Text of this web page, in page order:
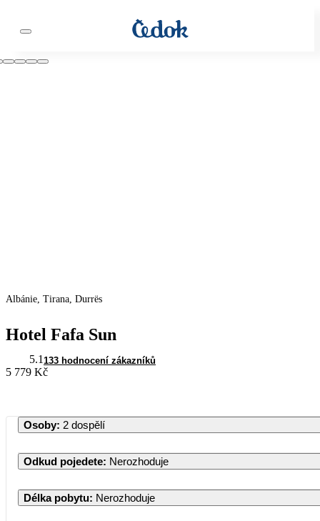
Albánie, Tirana, Durrës
Hotel Fafa Sun
5.1 133 hodnocení zákazníků
5 779 Kč
Osoby: 2 dospělí
Odkud pojedete: Nerozhoduje
Délka pobytu: Nerozhoduje